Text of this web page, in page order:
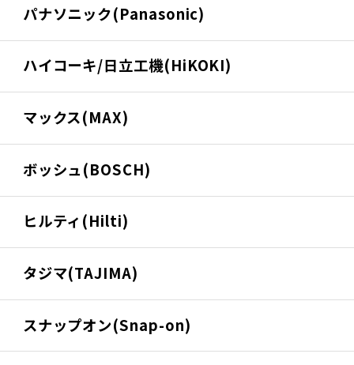
パナソニック(Panasonic)
ハイコーキ/日立工機(HiKOKI)
マックス(MAX)
ボッシュ(BOSCH)
ヒルティ(Hilti)
タジマ(TAJIMA)
スナップオン(Snap-on)